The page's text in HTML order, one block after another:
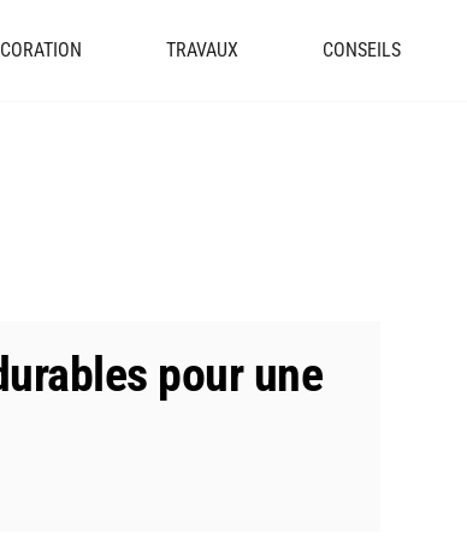
TRAVAUX CONSEILS
pour une